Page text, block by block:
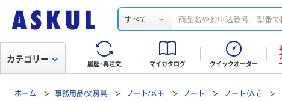
すべて
履歴・再注文 マイカタログ クイックオーダー
カテゴリー
ホーム 事務用品/文房具 ノート/メモ ノート ノート（A5）